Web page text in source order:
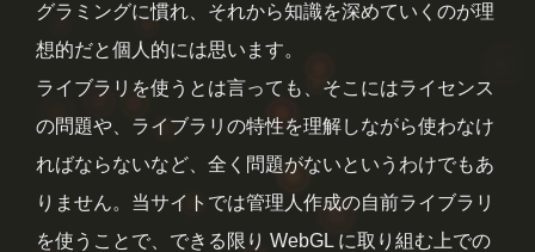
グラミングに慣れ、それから知識を深めていくのが理
想的だと個人的には思います。
ライブラリを使うとは言っても、そこにはライセンス
の問題や、ライブラリの特性を理解しながら使わなけ
ればならないなど、全く問題がないというわけでもあ
りません。当サイトでは管理人作成の自前ライブラリ
を使うことで、できる限り WebGL に取り組む上での